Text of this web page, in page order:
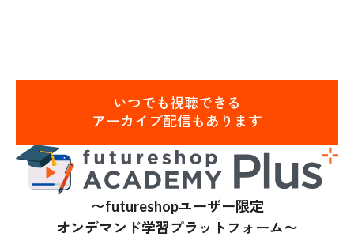
いつでも視聴できる
アーカイブ配信もあります
〜futureshopユーザー限定
オンデマンド学習プラットフォーム〜